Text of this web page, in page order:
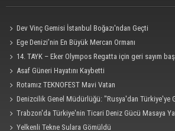
Dev Vinç Gemisi İstanbul Boğazı'ndan Geçti
Ege Denizi’nin En Büyük Mercan Ormanı
14. TAYK – Eker Olympos Regatta için geri sayım
Asaf Güneri Hayatını Kaybetti
Rotamız TEKNOFEST Mavi Vatan
Denizcilik Genel Müdürlüğü: "Rusya'dan Türkiye'ye
Saldırısına Uğradı"
Trabzon'da Türkiye'nin Ticari Deniz Gücü Masaya
Yelkenli Tekne Sulara Gömüldü